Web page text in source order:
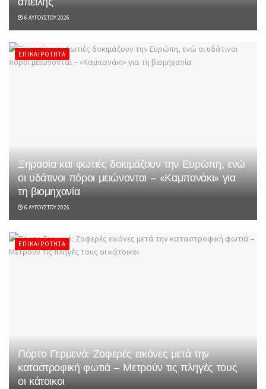
6 ΑΥΓΟΎΣΤΟΥ 2026
ΕΠΙΚΑΙΡΌΤΗΤΑ
Ξηρασία και φωτιές δοκιμάζουν την Ευρώπη, ενώ
οι υδάτινοι πόροι μειώνονται – «Καμπανάκι» για
τη βιομηχανία
6 ΑΥΓΟΎΣΤΟΥ 2026
ΕΠΙΚΑΙΡΌΤΗΤΑ
Πόρτο Γερμενό: Ζοφερές εικόνες μετά την
καταστροφική φωτιά – Μετρούν τις πληγές τους
οι κάτοικοι